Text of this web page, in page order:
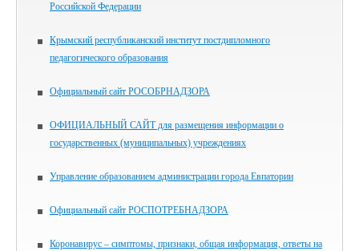
Российской Федерации
Крымский республиканский институт постдипломного
педагогического образования
Официальный сайт РОСОБРНАДЗОРА
ОФИЦИАЛЬНЫЙ САЙТ для размещения информации о
государственных (муниципальных) учреждениях
Управление образованием администрации города Евпатории
Официальный сайт РОСПОТРЕБНАДЗОРА
Коронавирус – симптомы, признаки, общая информация, ответы на